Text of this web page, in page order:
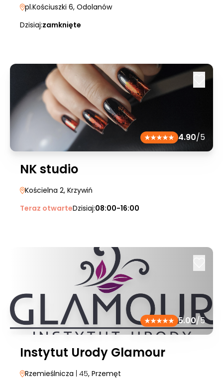
pl.Kościuszki 6, Odolanów
Dzisiaj:zamknięte
4.90/5
NK studio
Kościelna 2, Krzywiń
Teraz otwarteDzisiaj:08:00-16:00
5.00/5
Instytut Urody Glamour
Rzemieślnicza | 45, Przemęt